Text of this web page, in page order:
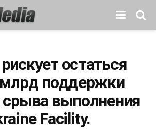
остаться
млрд поддержки
срыва выполнения
Facility.